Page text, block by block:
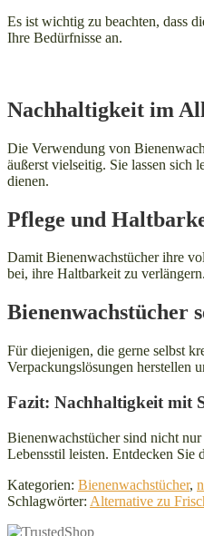
Es ist wichtig zu beachten, dass
Ihre Bedürfnisse an.
Nachhaltigkeit im
Die Verwendung von
äußerst vielseitig. Sie lassen sich
dienen.
Pflege und
Damit Bienenwachstücher ihre
bei, ihre Haltbarkeit zu
Bienenwachstücher
Für diejenigen, die gerne selbst
Verpackungslösungen herstellen
Fazit: Nachhaltigkeit mit
Bienenwachstücher sind nicht
Lebensstil leisten. Entdecken Sie
Kategorien: Bienenwachstücher,
Schlagwörter: Alternative zu